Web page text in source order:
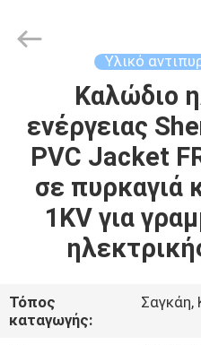
ΑΡΧΙΚΉ
ΣΕΛΊΔΑ
ΠΡΟΪΌΝΤΑ
ΒΊΝΤΕΟ
ΕΜΦΆΝΙΣΗ
VR
(Group)
Υλικό
Καλώδιο
ενέργειας
PVC Jacket
σε πυρκαγιά
1KV για
Τόπος
καταγωγής:
Σαγκάη,